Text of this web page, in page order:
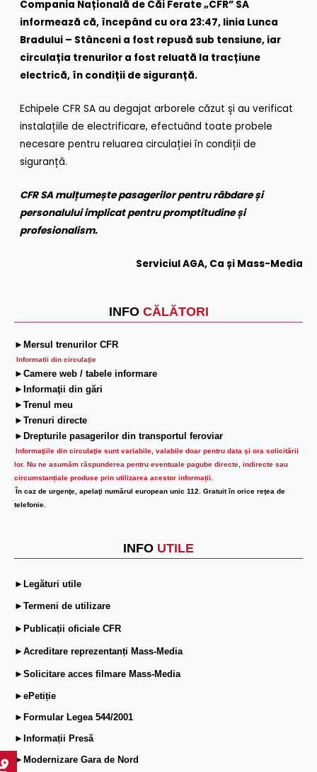
INFO CĂLĂTORI
►Mersul trenurilor CFR
Informatii din circulaţie
►Camere web / tabele informare
►Informaţii din gări
►Trenul meu
►Trenuri directe
►Drepturile pasagerilor din transportul feroviar
Informaţiile din circulaţie sunt variabile, valabile doar pentru data şi ora solicitării
lor. Nu ne asumăm răspunderea pentru eventuale pagube directe, indirecte sau
circumstanțiale produse prin utilizarea acestor informații.
În caz de urgenţe, apelaţi numărul european unic 112. Gratuit în orice reţea de
telefonie.
INFO UTILE
►Legături utile
►Termeni de utilizare
►Publicații oficiale CFR
►Acreditare reprezentanți Mass-Media
►Solicitare acces filmare Mass-Media
►ePetiție
►Formular Legea 544/2001
►Informații Presă
►Modernizare Gara de Nord
Compania Națională de Căi Ferate „CFR” SA
informează că, începând cu ora 23:47, linia Lunca
Bradului – Stânceni a fost repusă sub tensiune, iar
circulația trenurilor a fost reluată la tracțiune
electrică, în condiții de siguranță.
Echipele CFR SA au degajat arborele căzut și au verificat
instalațiile de electrificare, efectuând toate probele
necesare pentru reluarea circulației în condiții de
siguranță.
CFR SA mulțumește pasagerilor pentru răbdare și
personalului implicat pentru promptitudine și
profesionalism.
Serviciul AGA, Ca și Mass-Media